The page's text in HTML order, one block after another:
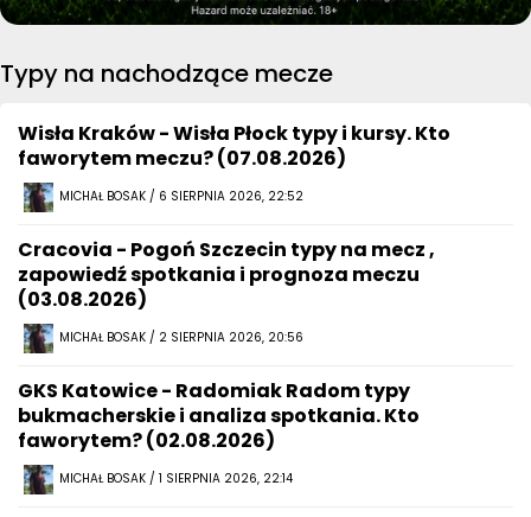
Typy na nachodzące mecze
Wisła Kraków - Wisła Płock typy i kursy. Kto
faworytem meczu? (07.08.2026)
MICHAŁ BOSAK / 6 SIERPNIA 2026, 22:52
Cracovia - Pogoń Szczecin typy na mecz ,
zapowiedź spotkania i prognoza meczu
(03.08.2026)
MICHAŁ BOSAK / 2 SIERPNIA 2026, 20:56
GKS Katowice - Radomiak Radom typy
bukmacherskie i analiza spotkania. Kto
faworytem? (02.08.2026)
MICHAŁ BOSAK / 1 SIERPNIA 2026, 22:14